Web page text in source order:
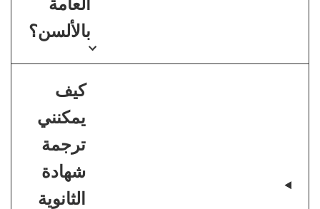
بالألسن؟
كيف
يمكنني
ترجمة
شهادة
الثانوية